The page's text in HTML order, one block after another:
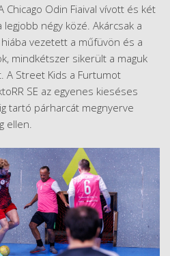
Chicago Odin Fiaival vívott és két
négy közé. Akárcsak a
vezetett a műfüvön és a
mindkétszer sikerült a maguk
A Street Kids a Furtumot
SE az egyenes kieséses
tartó párharcát megnyerve
ellen.